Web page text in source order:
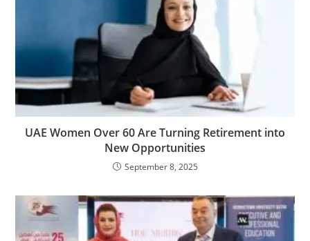
UAE Women Over 60 Are Turning Retirement into
New Opportunities
September 8, 2025